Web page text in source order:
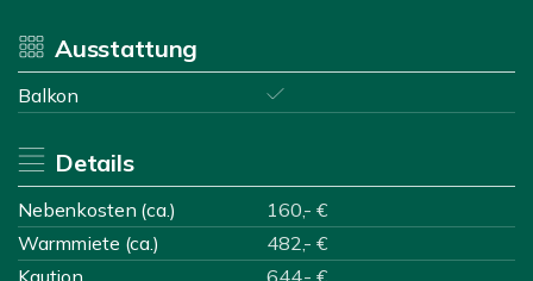
Ausstattung
Balkon
Details
Nebenkosten (ca.)
160,- €
Warmmiete (ca.)
482,- €
Kaution
644,- €